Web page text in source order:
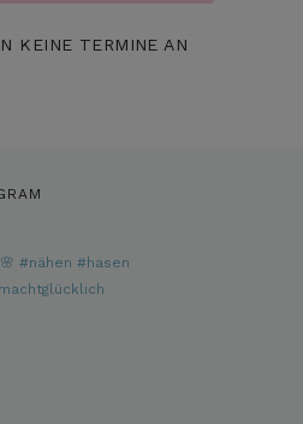
KEINE TERMINE AN